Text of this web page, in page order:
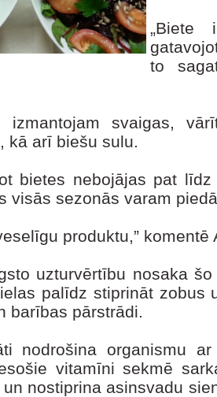
„Biete
to
izmantojam svaigas,
kā arī biešu sulu.
bietes nebojājas pat
visās sezonās varam
produktu,” komentē
uzturvērtību nosaka
palīdz stiprināt zobus
barības pārstrādi.
nodrošina organismu
vitamīni sekmē
nostiprina asinsvadu